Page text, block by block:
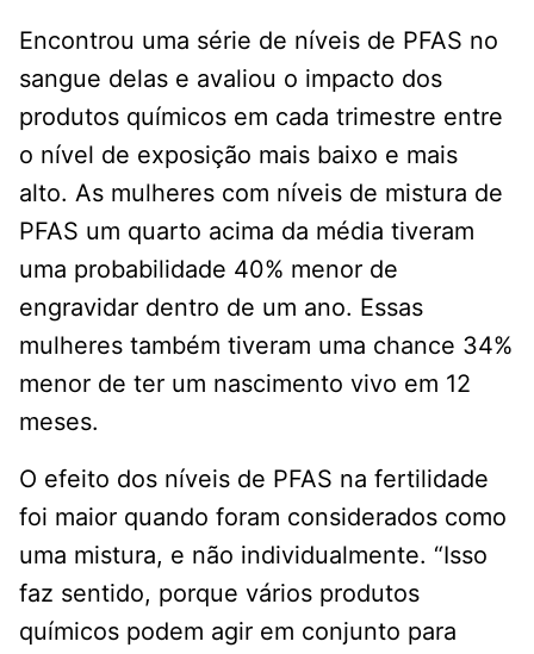
Encontrou uma série de níveis de PFAS no
sangue delas e avaliou o impacto dos
produtos químicos em cada trimestre entre
o nível de exposição mais baixo e mais
alto. As mulheres com níveis de mistura de
PFAS um quarto acima da média tiveram
uma probabilidade 40% menor de
engravidar dentro de um ano. Essas
mulheres também tiveram uma chance 34%
menor de ter um nascimento vivo em 12
meses.
O efeito dos níveis de PFAS na fertilidade
foi maior quando foram considerados como
uma mistura, e não individualmente. “Isso
faz sentido, porque vários produtos
químicos podem agir em conjunto para